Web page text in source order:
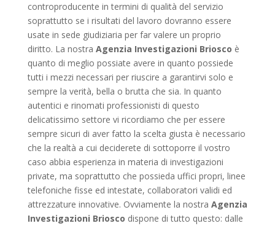
controproducente in termini di qualità del servizio
soprattutto se i risultati del lavoro dovranno essere
usate in sede giudiziaria per far valere un proprio
diritto. La nostra Agenzia Investigazioni Briosco è
quanto di meglio possiate avere in quanto possiede
tutti i mezzi necessari per riuscire a garantirvi solo e
sempre la verità, bella o brutta che sia. In quanto
autentici e rinomati professionisti di questo
delicatissimo settore vi ricordiamo che per essere
sempre sicuri di aver fatto la scelta giusta è necessario
che la realtà a cui deciderete di sottoporre il vostro
caso abbia esperienza in materia di investigazioni
private, ma soprattutto che possieda uffici propri, linee
telefoniche fisse ed intestate, collaboratori validi ed
attrezzature innovative. Ovviamente la nostra Agenzia
Investigazioni Briosco dispone di tutto questo: dalle